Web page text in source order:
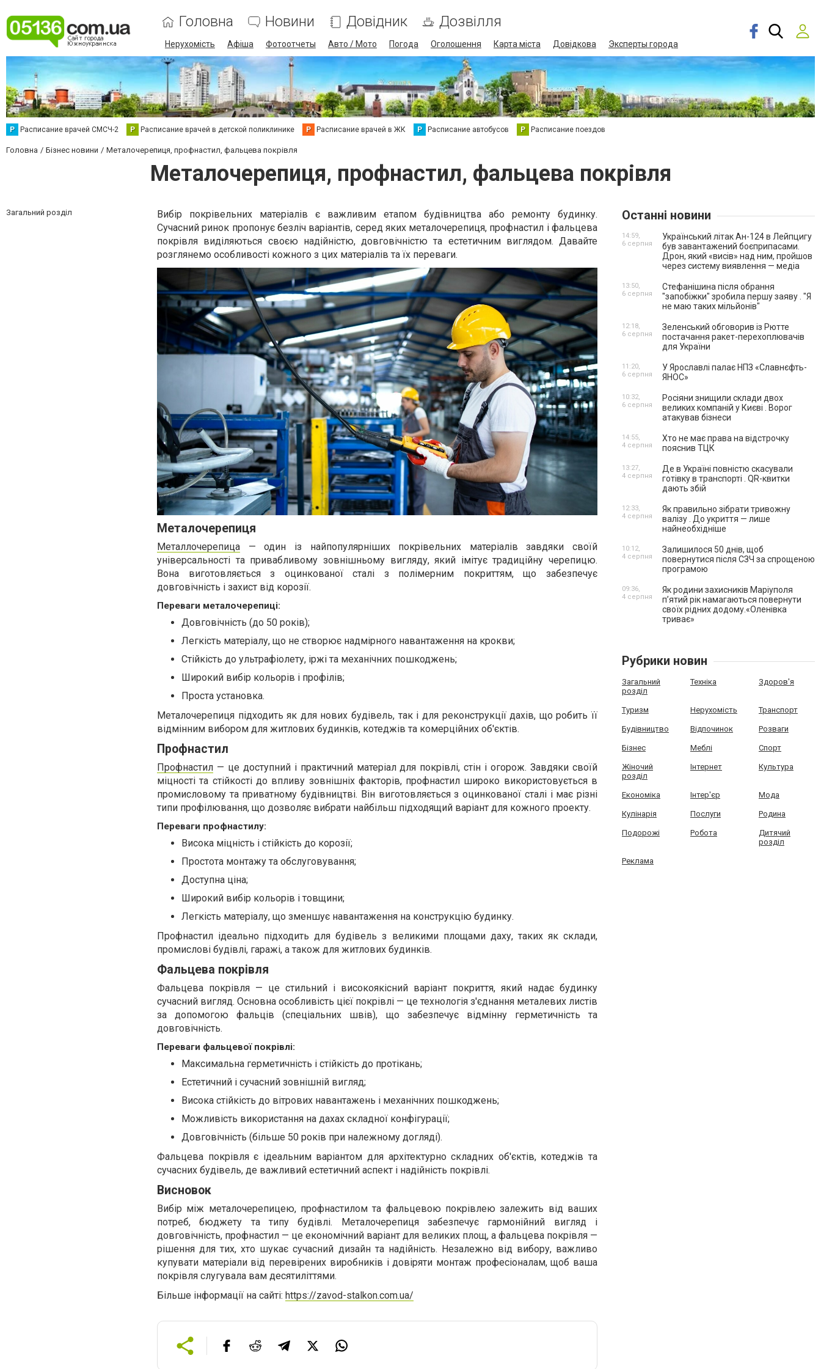
Головна Новини Довідник Дозвілля
Нерухомість Афіша Фотоотчеты Авто / Мото Погода Оголошення Карта міста Довідкова Эксперты города
Р Расписание врачей СМСЧ-2 Р Расписание врачей в детской поликлинике Р Расписание врачей в ЖК Р Расписание автобусов Р Расписание поездов
Головна Бізнес новини Металочерепиця, профнастил, фальцева покрівля
Металочерепиця, профнастил, фальцева покрівля
Загальний розділ
Вибір покрівельних матеріалів є важливим етапом будівництва або ремонту будинку.
Сучасний ринок пропонує безліч варіантів, серед яких металочерепиця, профнастил і фальцева
покрівля виділяються своєю надійністю, довговічністю та естетичним виглядом. Давайте
розглянемо особливості кожного з цих матеріалів та їх переваги.
Металочерепиця
Металлочерепица — один із найпопулярніших покрівельних матеріалів завдяки своїй
універсальності та привабливому зовнішньому вигляду, який імітує традиційну черепицю.
Вона виготовляється з оцинкованої сталі з полімерним покриттям, що забезпечує
довговічність і захист від корозії.
Переваги металочерепиці:
Довговічність (до 50 років);
Легкість матеріалу, що не створює надмірного навантаження на крокви;
Стійкість до ультрафіолету, іржі та механічних пошкоджень;
Широкий вибір кольорів і профілів;
Проста установка.
Металочерепиця підходить як для нових будівель, так і для реконструкції дахів, що робить її
відмінним вибором для житлових будинків, котеджів та комерційних об'єктів.
Профнастил
Профнастил — це доступний і практичний матеріал для покрівлі, стін і огорож. Завдяки своїй
міцності та стійкості до впливу зовнішніх факторів, профнастил широко використовується в
промисловому та приватному будівництві. Він виготовляється з оцинкованої сталі і має різні
типи профілювання, що дозволяє вибрати найбільш підходящий варіант для кожного проекту.
Переваги профнастилу:
Висока міцність і стійкість до корозії;
Простота монтажу та обслуговування;
Доступна ціна;
Широкий вибір кольорів і товщини;
Легкість матеріалу, що зменшує навантаження на конструкцію будинку.
Профнастил ідеально підходить для будівель з великими площами даху, таких як склади,
промислові будівлі, гаражі, а також для житлових будинків.
Фальцева покрівля
Фальцева покрівля — це стильний і високоякісний варіант покриття, який надає будинку
сучасний вигляд. Основна особливість цієї покрівлі — це технологія з'єднання металевих листів
за допомогою фальців (спеціальних швів), що забезпечує відмінну герметичність та
довговічність.
Переваги фальцевої покрівлі:
Максимальна герметичність і стійкість до протікань;
Естетичний і сучасний зовнішній вигляд;
Висока стійкість до вітрових навантажень і механічних пошкоджень;
Можливість використання на дахах складної конфігурації;
Довговічність (більше 50 років при належному догляді).
Фальцева покрівля є ідеальним варіантом для архітектурно складних об'єктів, котеджів та
сучасних будівель, де важливий естетичний аспект і надійність покрівлі.
Висновок
Вибір між металочерепицею, профнастилом та фальцевою покрівлею залежить від ваших
потреб, бюджету та типу будівлі. Металочерепиця забезпечує гармонійний вигляд і
довговічність, профнастил — це економічний варіант для великих площ, а фальцева покрівля —
рішення для тих, хто шукає сучасний дизайн та надійність. Незалежно від вибору, важливо
купувати матеріали від перевірених виробників і довіряти монтаж професіоналам, щоб ваша
покрівля слугувала вам десятиліттями.
Більше інформації на сайті: https://zavod-stalkon.com.ua/
Останні новини
Український літак Ан-124 в Лейпцигу
був завантажений боєприпасами.
Дрон, який «висів» над ним, пройшов
через систему виявлення — медіа
14:59,
6 серпня
Стефанішина після обрання
"запобіжки" зробила першу заяву . "Я
не маю таких мільйонів"
13:50,
6 серпня
Зеленський обговорив із Рютте
постачання ракет-перехоплювачів
для України
12:18,
6 серпня
У Ярославлі палає НПЗ «Славнєфть-
ЯНОС»
11:20,
6 серпня
Росіяни знищили склади двох
великих компаній у Києві . Ворог
атакував бізнеси
10:32,
6 серпня
Хто не має права на відстрочку
пояснив ТЦК
14:55,
4 серпня
Де в Україні повністю скасували
готівку в транспорті . QR-квитки
дають збій
13:27,
4 серпня
Як правильно зібрати тривожну
валізу . До укриття — лише
найнеобхідніше
12:33,
4 серпня
Залишилося 50 днів, щоб
повернутися після СЗЧ за спрощеною
програмою
10:12,
4 серпня
Як родини захисників Маріуполя
пʼятий рік намагаються повернути
своїх рідних додому.«Оленівка
триває»
09:36,
4 серпня
Рубрики новин
Загальний
розділ
Техніка Здоров'я
Туризм Нерухомість Транспорт
Будівництво Відпочинок Розваги
Бізнес Меблі Спорт
Жіночий
розділ
Інтернет Культура
Економіка Інтер'єр Мода
Кулінарія Послуги Родина
Подорожі Робота
Дитячий
розділ
Реклама